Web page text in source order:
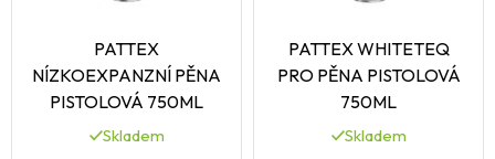
PATTEX
NÍZKOEXPANZNÍ PĚNA
PISTOLOVÁ 750ML
Skladem
PATTEX WHITETEQ
PRO PĚNA PISTOLOVÁ
750ML
Skladem